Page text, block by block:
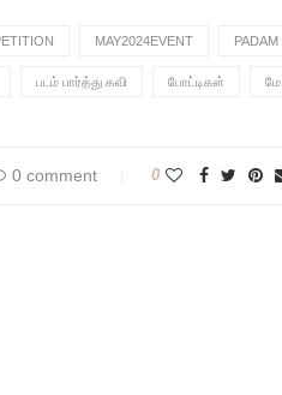
MAY2024EVENT PADAM
படம் பார்த்து கவி போட்டிகள் மே
0 comment 0